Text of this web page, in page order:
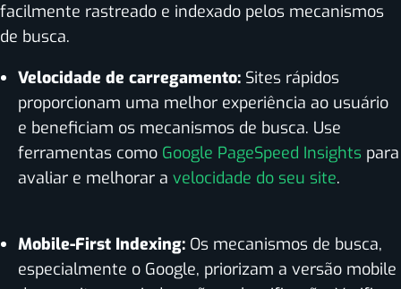
facilmente rastreado e indexado pelos mecanismos
de busca.
Velocidade de carregamento: Sites rápidos
proporcionam uma melhor experiência ao usuário
e beneficiam os mecanismos de busca. Use
ferramentas como Google PageSpeed Insights para
avaliar e melhorar a velocidade do seu site.
Mobile-First Indexing: Os mecanismos de busca,
especialmente o Google, priorizam a versão mobile